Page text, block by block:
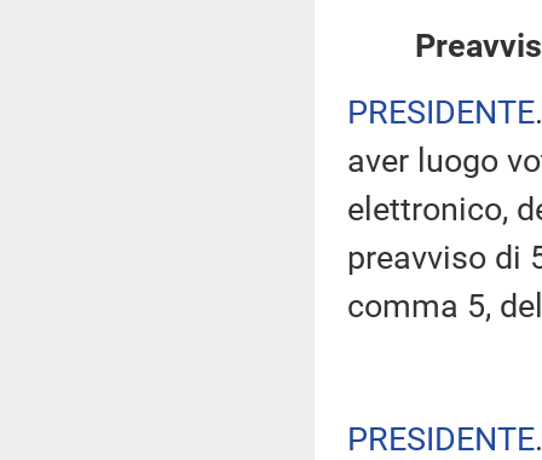
PRESIDENTE
aver luogo
elettronico,
preavviso di
comma 5,
PRESIDENTE